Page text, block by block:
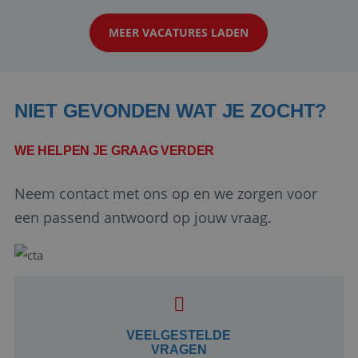
klanten te overtuigen om die droomreis te
boeken! ...
MEER VACATURES LADEN
NIET GEVONDEN WAT JE ZOCHT?
WE HELPEN JE GRAAG VERDER
Neem contact met ons op en we zorgen voor
een passend antwoord op jouw vraag.
VEELGESTELDE
VRAGEN
Google Privacy Policy